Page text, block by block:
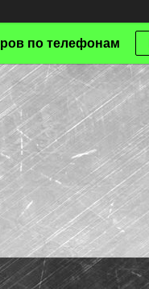
по телефонам